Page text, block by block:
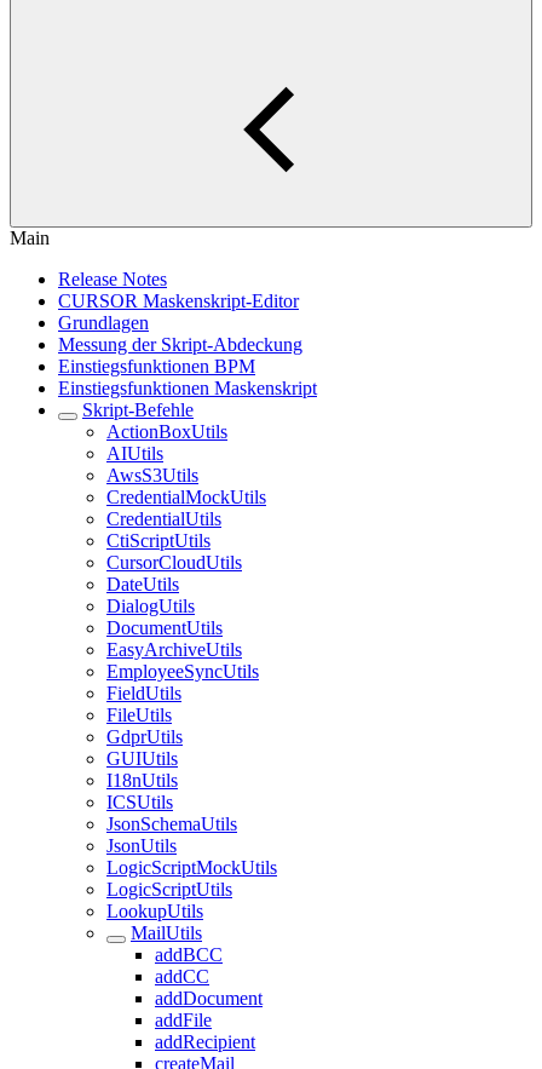
Main
Release Notes
CURSOR Maskenskript-Editor
Grundlagen
Messung der Skript-Abdeckung
Einstiegsfunktionen BPM
Einstiegsfunktionen Maskenskript
Skript-Befehle
ActionBoxUtils
AIUtils
AwsS3Utils
CredentialMockUtils
CredentialUtils
CtiScriptUtils
CursorCloudUtils
DateUtils
DialogUtils
DocumentUtils
EasyArchiveUtils
EmployeeSyncUtils
FieldUtils
FileUtils
GdprUtils
GUIUtils
I18nUtils
ICSUtils
JsonSchemaUtils
JsonUtils
LogicScriptMockUtils
LogicScriptUtils
LookupUtils
MailUtils
addBCC
addCC
addDocument
addFile
addRecipient
createMail